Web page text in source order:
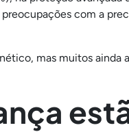
com a
mas muitos ainda